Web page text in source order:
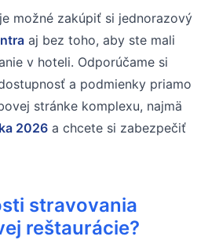
možné zakúpiť si jednorazový
aj bez toho, aby ste mali
v hoteli. Odporúčame si
a podmienky priamo
stránke komplexu, najmä
2026 a chcete si zabezpečiť
stravovania
reštaurácie?